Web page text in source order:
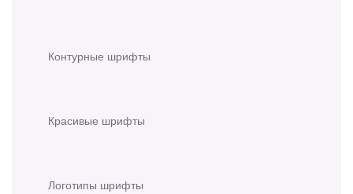
Контурные шрифты
Красивые шрифты
Логотипы шрифты